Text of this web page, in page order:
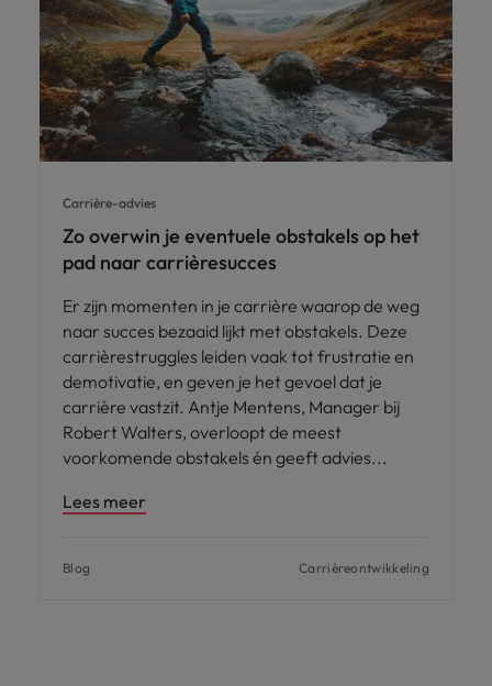
Carrière-advies
Zo overwin je eventuele obstakels op het
pad naar carrièresucces
Er zijn momenten in je carrière waarop de weg
naar succes bezaaid lijkt met obstakels. Deze
carrièrestruggles leiden vaak tot frustratie en
demotivatie, en geven je het gevoel dat je
carrière vastzit. Antje Mentens, Manager bij
Robert Walters, overloopt de meest
voorkomende obstakels én geeft advies
Lees meer
Blog Carrièreontwikkeling